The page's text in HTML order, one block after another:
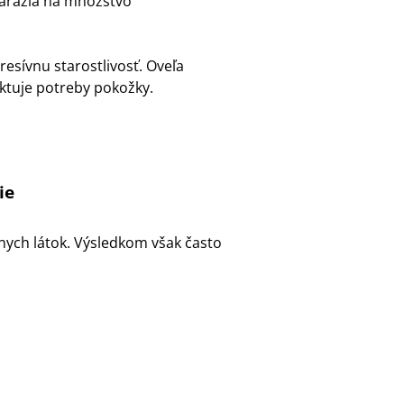
starostlivosť. Oveľa
potreby pokožky.
látok. Výsledkom však často